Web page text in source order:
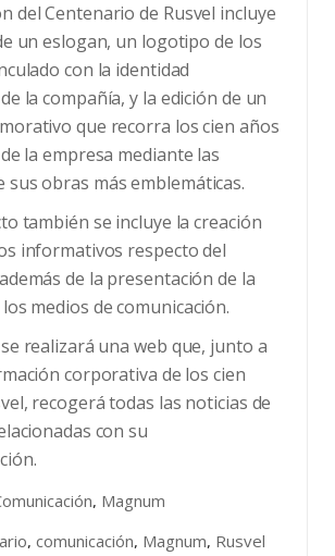
del Centenario de Rusvel incluye
un eslogan, un logotipo de los
con la identidad
la compañía, y la edición de un
que recorra los cien años
la empresa mediante las
sus obras más emblemáticas.
también se incluye la creación
informativos respecto del
de la presentación de la
medios de comunicación.
realizará una web que, junto a
corporativa de los cien
recogerá todas las noticias de
con su
, Magnum
, comunicación, Magnum, Rusvel